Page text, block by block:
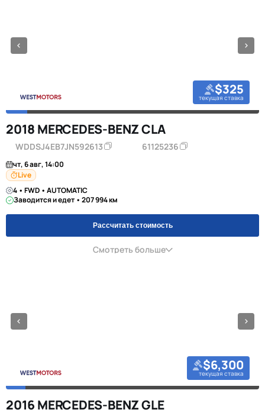
$325
текущая ставка
2018 MERCEDES-BENZ CLA
WDDSJ4EB7JN592613 61125236
чт, 6 авг, 14:00
Live
4 • FWD • AUTOMATIC
Заводится и едет • 207 994 км
Рассчитать стоимость
Смотреть больше
$6,300
текущая ставка
2016 MERCEDES-BENZ GLE